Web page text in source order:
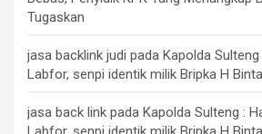
Tugaskan
jasa backlink judi pada Kapolda
Labfor, senpi identik milik Bripka H
jasa back link pada Kapolda Sulteng :